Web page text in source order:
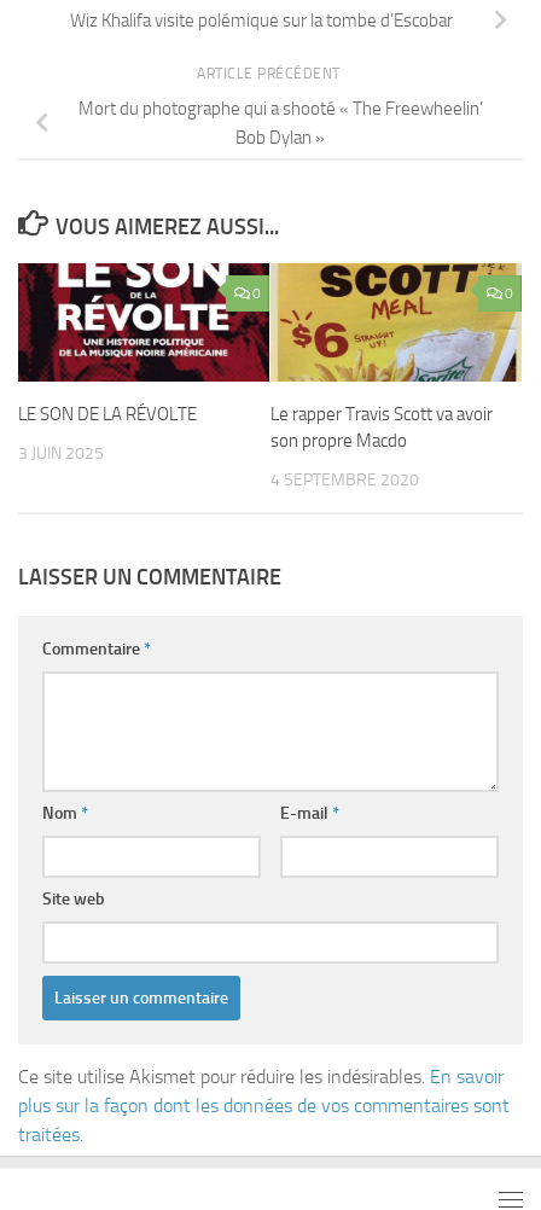
Wiz Khalifa visite polémique sur la tombe d’Escobar
ARTICLE PRÉCÉDENT
Mort du photographe qui a shooté « The Freewheelin’
Bob Dylan »
VOUS AIMEREZ AUSSI...
0
LE SON DE LA RÉVOLTE
3 JUIN 2025
0
Le rapper Travis Scott va avoir
son propre Macdo
4 SEPTEMBRE 2020
LAISSER UN COMMENTAIRE
Commentaire*
Nom * E-mail *
Site web
Ce site utilise Akismet pour réduire les indésirables. En savoir
plus sur la façon dont les données de vos commentaires sont
traitées.